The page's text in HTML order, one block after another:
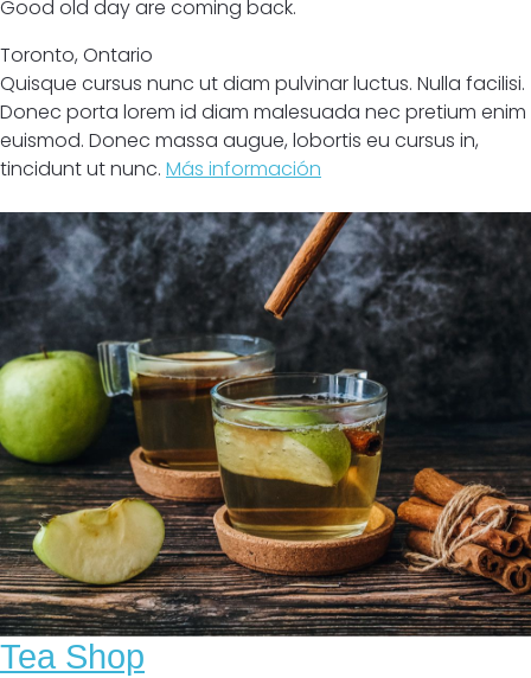
Good old day are coming back.
Toronto, Ontario
Quisque cursus nunc ut diam pulvinar luctus. Nulla facilisi.
Donec porta lorem id diam malesuada nec pretium enim
euismod. Donec massa augue, lobortis eu cursus in,
tincidunt ut nunc. Más información
Tea Shop